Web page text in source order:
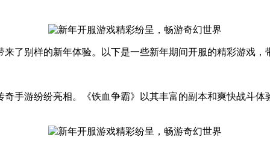
了别样的新年体验。以下是一些新年期间开服的精彩游戏，
手游纷纷亮相。《铁血争霸》以其丰富的副本和爽快战斗